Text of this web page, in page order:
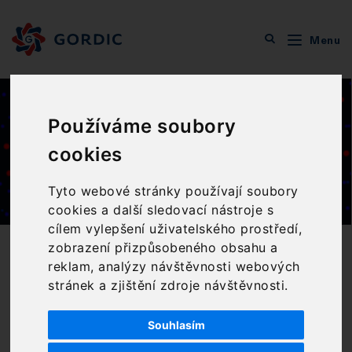
Používáme soubory
cookies
Tyto webové stránky používají soubory
cookies a další sledovací nástroje s
cílem vylepšení uživatelského prostředí,
zobrazení přizpůsobeného obsahu a
reklam, analýzy návštěvnosti webových
stránek a zjištění zdroje návštěvnosti.
Souhlasím
Menu
Veřejná správa Ekonomika Příjmy a výdaje Pokladna
Pokladna
CHARAKTERISTIKA PRODUKTU
Kompletní zpracování
výdajových i příjmových